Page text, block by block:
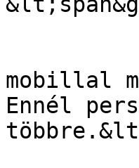
mobillal
Ennél